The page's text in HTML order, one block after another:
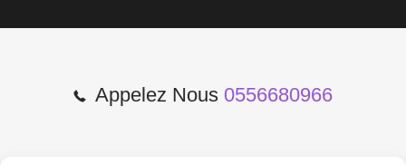
Appelez Nous 0556680966